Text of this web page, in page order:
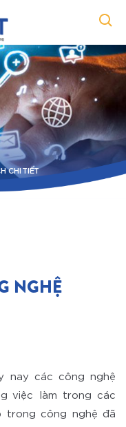
CHI TIẾT
NGHỆ
nay các công nghệ
việc làm trong các
trong công nghệ đã